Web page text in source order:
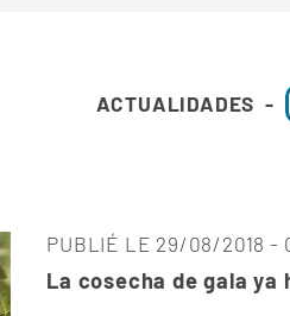
ACTUALIDADES -
PUBLIÉ LE 29/08/2018 -
La cosecha de gala ya